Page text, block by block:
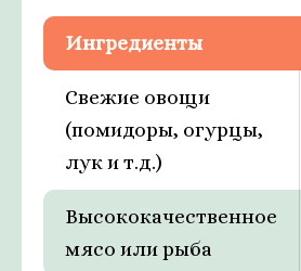
Ингредиенты
Свежие овощи
(помидоры, огурцы,
лук и т.д.)
Высококачественное
мясо или рыба